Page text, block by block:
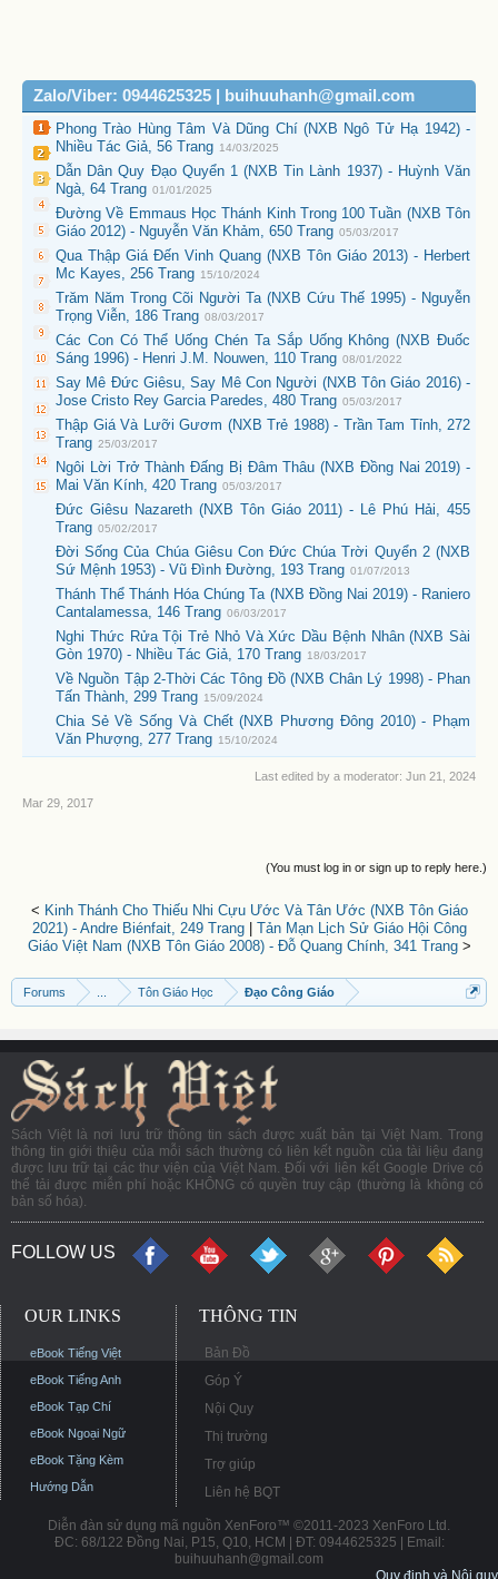
Zalo/Viber: 0944625325 | buihuuhanh@gmail.com
Phong Trào Hùng Tâm Và Dũng Chí (NXB Ngô Tử Hạ 1942) -
Nhiều Tác Giả, 56 Trang 14/03/2025
Dẫn Dân Quy Đạo Quyển 1 (NXB Tin Lành 1937) - Huỳnh Văn
Ngà, 64 Trang 01/01/2025
Đường Về Emmaus Học Thánh Kinh Trong 100 Tuần (NXB Tôn
Giáo 2012) - Nguyễn Văn Khảm, 650 Trang 05/03/2017
Qua Thập Giá Đến Vinh Quang (NXB Tôn Giáo 2013) - Herbert
Mc Kayes, 256 Trang 15/10/2024
Trăm Năm Trong Cõi Người Ta (NXB Cứu Thế 1995) - Nguyễn
Trọng Viễn, 186 Trang 08/03/2017
Các Con Có Thể Uống Chén Ta Sắp Uống Không (NXB Đuốc
Sáng 1996) - Henri J.M. Nouwen, 110 Trang 08/01/2022
Say Mê Đức Giêsu, Say Mê Con Người (NXB Tôn Giáo 2016) -
Jose Cristo Rey Garcia Paredes, 480 Trang 05/03/2017
Thập Giá Và Lưỡi Gươm (NXB Trẻ 1988) - Trần Tam Tỉnh, 272
Trang 25/03/2017
Ngôi Lời Trở Thành Đấng Bị Đâm Thâu (NXB Đồng Nai 2019) -
Mai Văn Kính, 420 Trang 05/03/2017
Đức Giêsu Nazareth (NXB Tôn Giáo 2011) - Lê Phú Hải, 455
Trang 05/02/2017
Đời Sống Của Chúa Giêsu Con Đức Chúa Trời Quyển 2 (NXB
Sứ Mệnh 1953) - Vũ Đình Đường, 193 Trang 01/07/2013
Thánh Thể Thánh Hóa Chúng Ta (NXB Đồng Nai 2019) - Raniero
Cantalamessa, 146 Trang 06/03/2017
Nghi Thức Rửa Tội Trẻ Nhỏ Và Xức Dầu Bệnh Nhân (NXB Sài
Gòn 1970) - Nhiều Tác Giả, 170 Trang 18/03/2017
Về Nguồn Tập 2-Thời Các Tông Đồ (NXB Chân Lý 1998) - Phan
Tấn Thành, 299 Trang 15/09/2024
Chia Sẻ Về Sống Và Chết (NXB Phương Đông 2010) - Phạm
Văn Phượng, 277 Trang 15/10/2024
Last edited by a moderator: Jun 21, 2024
Mar 29, 2017
(You must log in or sign up to reply here.)
< Kinh Thánh Cho Thiếu Nhi Cựu Ước Và Tân Ước (NXB Tôn Giáo
2021) - Andre Biénfait, 249 Trang| Tản Mạn Lịch Sử Giáo Hội Công
Giáo Việt Nam (NXB Tôn Giáo 2008) - Đỗ Quang Chính, 341 Trang>
Forums Tôn Giáo Học Đạo Công Giáo
Sách Việt là nơi lưu trữ thông tin sách được xuất bản tại Việt Nam. Trong
thông tin giới thiệu của mỗi sách thường có liên kết nguồn của tài liệu đang
được lưu trữ tại các thư viện của Việt Nam. Đối với liên kết Google Drive có
thể tải được miễn phí hoặc KHÔNG có quyền truy cập (thường là không có
bản số hóa).
FOLLOW US
OUR LINKS
eBook Tiếng Việt
eBook Tiếng Anh
eBook Tạp Chí
eBook Ngoại Ngữ
eBook Tặng Kèm
Hướng Dẫn
THÔNG TIN
Bản Đồ
Góp Ý
Nội Quy
Thị trường
Trợ giúp
Liên hệ BQT
Diễn đàn sử dụng mã nguồn XenForo™ ©2011-2023 XenForo Ltd.
ĐC: 68/122 Đồng Nai, P15, Q10, HCM | ĐT: 0944625325 | Email:
buihuuhanh@gmail.com